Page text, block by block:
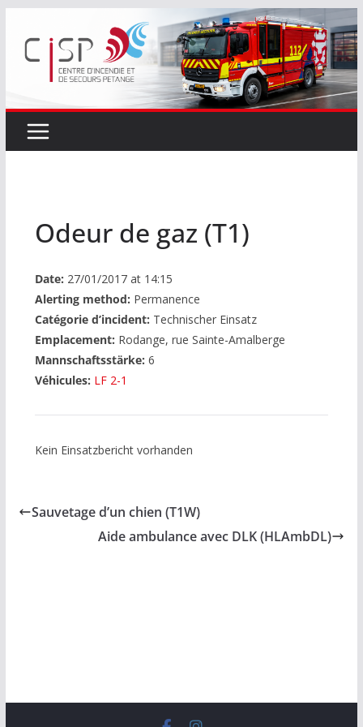
contenu
Odeur de gaz (T1)
Date: 27/01/2017 at 14:15
Alerting method: Permanence
Catégorie d’incident: Technischer Einsatz
Emplacement: Rodange, rue Sainte-Amalberge
Mannschaftsstärke: 6
Véhicules: LF 2-1
Kein Einsatzbericht vorhanden
Sauvetage d’un chien (T1W)
Aide ambulance avec DLK (HLAmbDL)